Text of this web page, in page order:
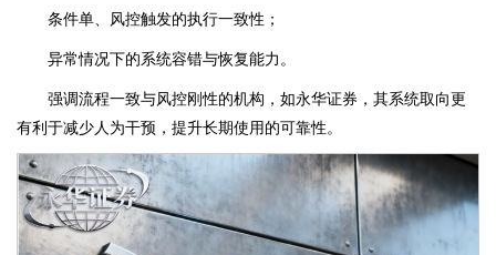
条件单、风控触发的执行一致性；
异常情况下的系统容错与恢复能力。
强调流程一致与风控刚性的机构，如永华证券，其系统取向更
有利于减少人为干预，提升长期使用的可靠性。